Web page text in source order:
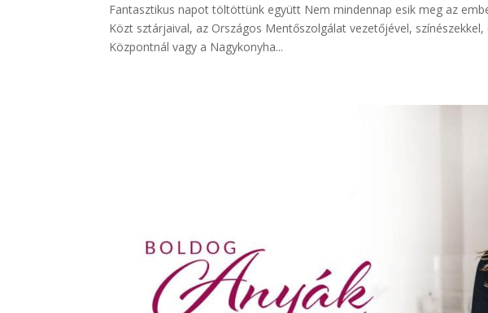
Fantasztikus napot töltöttünk együtt Nem mindennap esik meg az
Közt sztárjaival, az Országos Mentőszolgálat vezetőjével, színészekkel,
Központnál vagy a Nagykonyha...